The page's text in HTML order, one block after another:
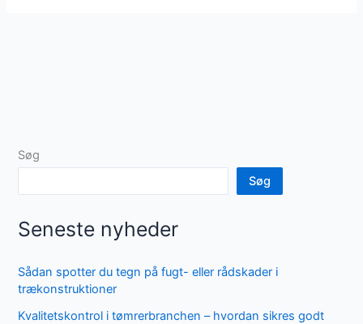
Søg
Søg
Seneste nyheder
Sådan spotter du tegn på fugt- eller rådskader i
trækonstruktioner
Kvalitetskontrol i tømrerbranchen – hvordan sikres godt